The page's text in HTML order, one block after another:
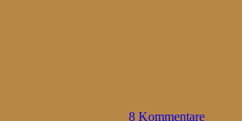
8 Kommentare